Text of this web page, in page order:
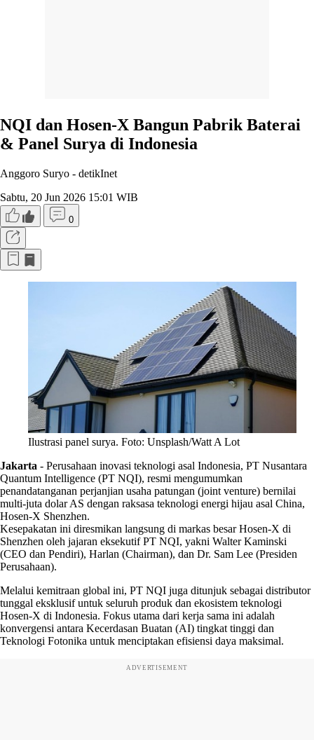
NQI dan Hosen-X Bangun Pabrik Baterai
& Panel Surya di Indonesia
Anggoro Suryo - detikInet
Sabtu, 20 Jun 2026 15:01 WIB
0
Ilustrasi panel surya. Foto: Unsplash/Watt A Lot
Jakarta - Perusahaan inovasi teknologi asal Indonesia, PT Nusantara
Quantum Intelligence (PT NQI), resmi mengumumkan
penandatanganan perjanjian usaha patungan (joint venture) bernilai
multi-juta dolar AS dengan raksasa teknologi energi hijau asal China,
Hosen-X Shenzhen.
Kesepakatan ini diresmikan langsung di markas besar Hosen-X di
Shenzhen oleh jajaran eksekutif PT NQI, yakni Walter Kaminski
(CEO dan Pendiri), Harlan (Chairman), dan Dr. Sam Lee (Presiden
Perusahaan).
Melalui kemitraan global ini, PT NQI juga ditunjuk sebagai distributor
tunggal eksklusif untuk seluruh produk dan ekosistem teknologi
Hosen-X di Indonesia. Fokus utama dari kerja sama ini adalah
konvergensi antara Kecerdasan Buatan (AI) tingkat tinggi dan
Teknologi Fotonika untuk menciptakan efisiensi daya maksimal.
ADVERTISEMENT